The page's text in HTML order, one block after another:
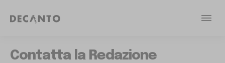
Contatta la Redazione